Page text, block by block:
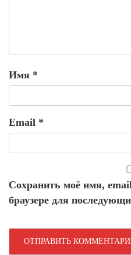
Имя *
Email *
Сохранить моё имя,
браузере для